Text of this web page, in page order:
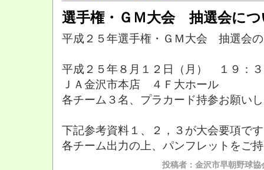
選手権・ＧＭ大会 抽選会につ
平成２５年選手権・ＧＭ大会 抽選会
平成２５年８月１２日（月） １９：
ＪＡ金沢市本店 ４Ｆ大ホール
各チーム３名、プラカード持参お願い
下記参考資料１、２，３が大会要項で
各チーム出力の上、パンフレットをご
投稿者：金沢市早朝野球